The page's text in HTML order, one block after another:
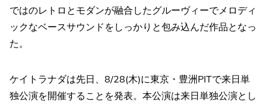
ではのレトロとモダンが融合したグルーヴィーでメロディ
ックなベースサウンドをしっかりと包み込んだ作品となっ
た。
ケイトラナダは先日、8/28(木)に東京・豊洲PITで来日単
独公演を開催することを発表。本公演は来日単独公演とし